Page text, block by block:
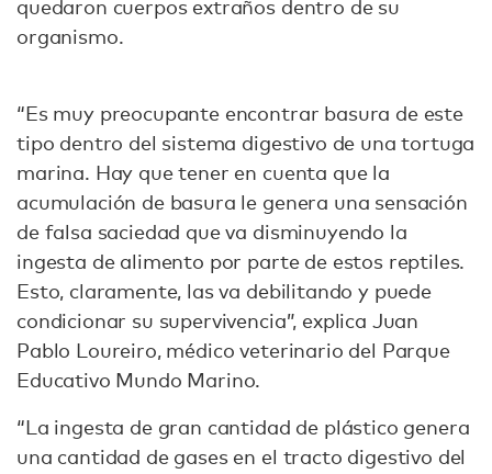
quedaron cuerpos extraños dentro de su
organismo.
“Es muy preocupante encontrar basura de este
tipo dentro del sistema digestivo de una tortuga
marina. Hay que tener en cuenta que la
acumulación de basura le genera una sensación
de falsa saciedad que va disminuyendo la
ingesta de alimento por parte de estos reptiles.
Esto, claramente, las va debilitando y puede
condicionar su supervivencia”, explica Juan
Pablo Loureiro, médico veterinario del Parque
Educativo Mundo Marino.
“La ingesta de gran cantidad de plástico genera
una cantidad de gases en el tracto digestivo del